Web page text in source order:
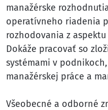
manažérske
operatívneho riadenia
rozhodovania z
Dokáže pracovať so
systémami v
manažérskej práce a
Všeobecné a odborné